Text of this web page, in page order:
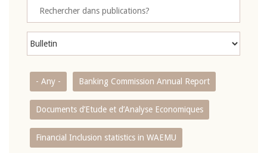
- Any - Banking Commission Annual Report
Documents d’Etude et d’Analyse Economiques
Financial Inclusion statistics in WAEMU